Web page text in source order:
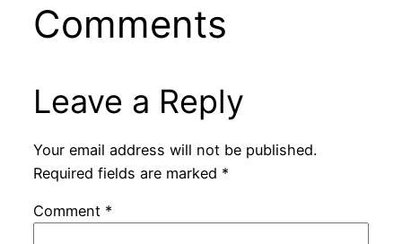
Comments
Leave a Reply
Your email address will not be published.
Required fields are marked *
Comment *